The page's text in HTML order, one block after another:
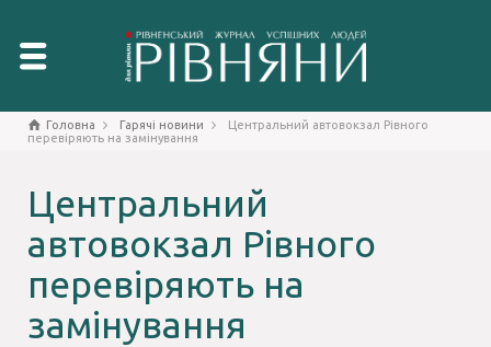
Головна Гарячі новини
Центральний автовокзал Рівного
перевіряють на замінування
Центральний
автовокзал Рівного
перевіряють на
замінування